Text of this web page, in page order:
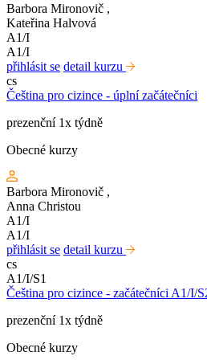
Barbora Mironovič ,
Kateřina Halvová
A1/I
A1/I
přihlásit se detail kurzu
cs
Čeština pro cizince - úplní začátečníci
prezenční 1x týdně
Obecné kurzy
Barbora Mironovič ,
Anna Christou
A1/I
A1/I
přihlásit se detail kurzu
cs
A1/I/S1
Čeština pro cizince - začátečníci A1/I/
prezenční 1x týdně
Obecné kurzy